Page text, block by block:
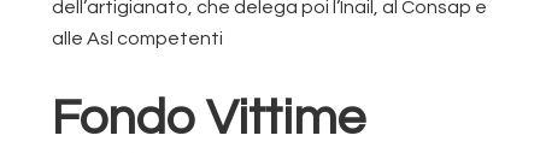
dell’artigianato, che delega poi l’Inail, al Consap e
alle Asl competenti
Fondo Vittime